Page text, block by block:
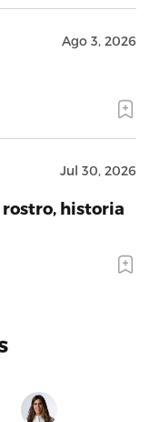
Ago 3, 2026
Jul 30, 2026
historia